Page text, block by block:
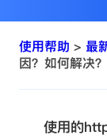
使用帮助 > 最
因？如何解决？
使用的